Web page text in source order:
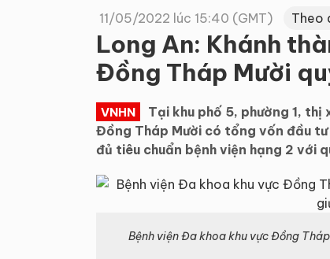
11/05/2022 lúc 15:40 (GMT) Theo
Long An: Khánh
Đồng Tháp Mười
VNHN
Tại khu phố 5, phường 1,
Đồng Tháp Mười có tổng vốn đầu
đủ tiêu chuẩn bệnh viện hạng 2 với
Bệnh viện Đa khoa khu vực Đồng